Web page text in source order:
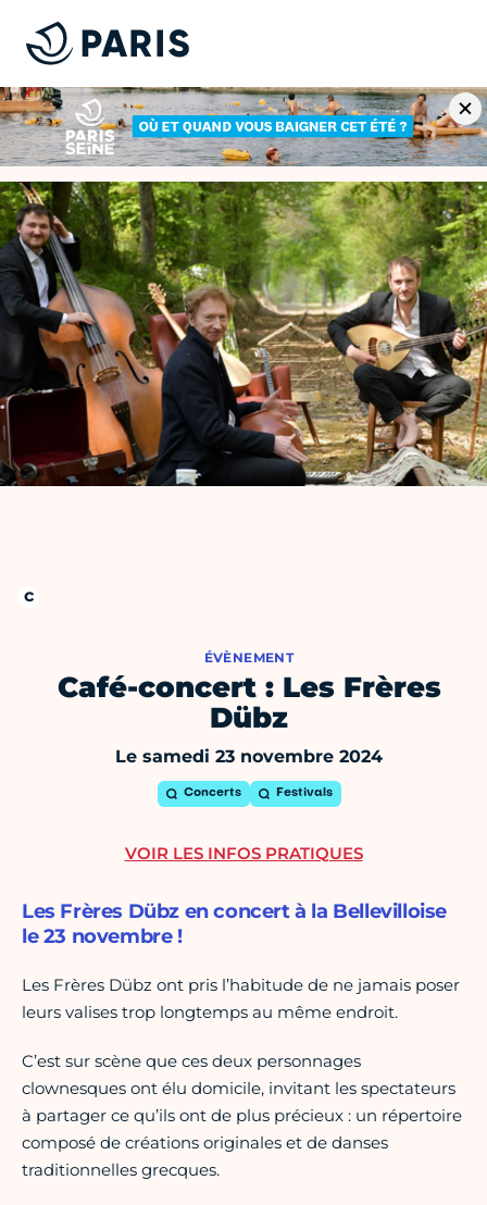
ÉVÈNEMENT
Café-concert : Les Frères
Dübz
Le samedi 23 novembre 2024
Concerts Festivals
Les Frères Dübz en concert à la Bellevilloise
le 23 novembre !
Les Frères Dübz ont pris l’habitude de ne jamais poser
leurs valises trop longtemps au même endroit.
C’est sur scène que ces deux personnages
clownesques ont élu domicile, invitant les spectateurs
à partager ce qu’ils ont de plus précieux : un répertoire
composé de créations originales et de danses
traditionnelles grecques.
VOIR LES INFOS PRATIQUES